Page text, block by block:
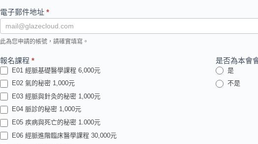
電子郵件地址 *
此為您申請的帳號，請確實填寫。
報名課程 *
E01 經脈基礎醫學課程 6,000元
E02 氣的秘密 1,000元
E03 經脈與針灸的秘密 1,000元
E04 脈診的秘密 1,000元
E05 疾病與死亡的秘密 1.000元
E06 經脈進階臨床醫學課程 30,000元
是否為本會
是
不是